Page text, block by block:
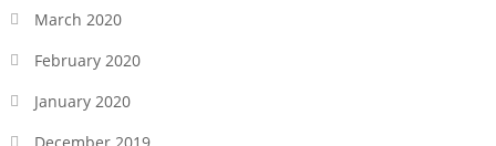
March 2020
February 2020
January 2020